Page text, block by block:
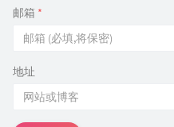
邮箱 *
地址